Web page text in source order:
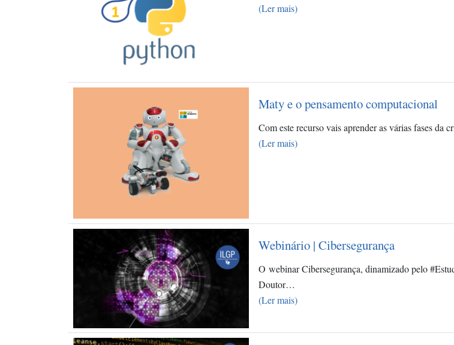
(Ler mais)
Maty e o pensamento computacional
Com este recurso vais aprender as várias fases
(Ler mais)
Webinário | Cibersegurança
O webinar Cibersegurança, dinamizado pelo
Doutor…
(Ler mais)